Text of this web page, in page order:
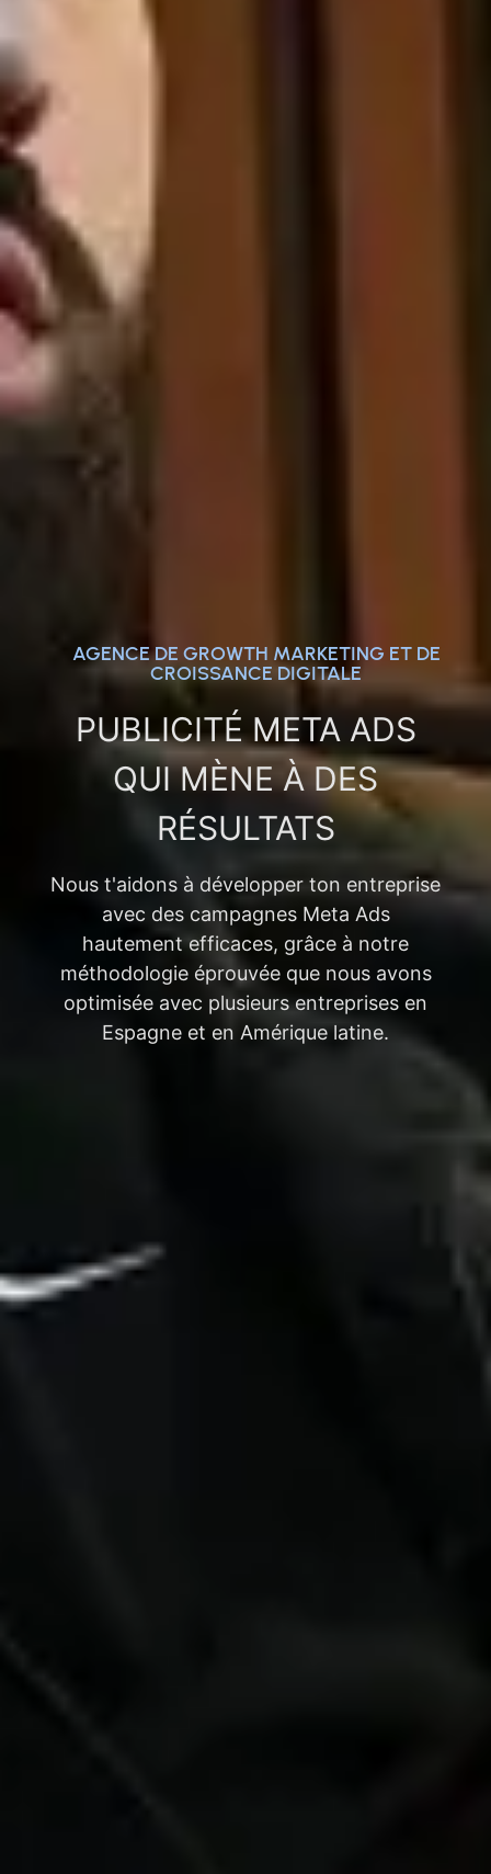
AGENCE DE GROWTH MARKETING ET DE
CROISSANCE DIGITALE
PUBLICITÉ META ADS
QUI MÈNE À DES
RÉSULTATS
Nous t'aidons à développer ton entreprise
avec des campagnes Meta Ads
hautement efficaces, grâce à notre
méthodologie éprouvée que nous avons
optimisée avec plusieurs entreprises en
Espagne et en Amérique latine.